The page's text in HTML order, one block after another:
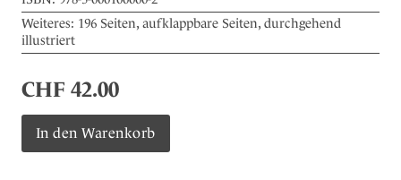
Weiteres: 196 Seiten, aufklappbare Seiten, durchgehend
illustriert
CHF 42.00
aus
In den Warenkorb